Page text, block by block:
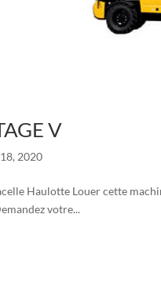
V
2020
Haulotte Louer cette
votre...